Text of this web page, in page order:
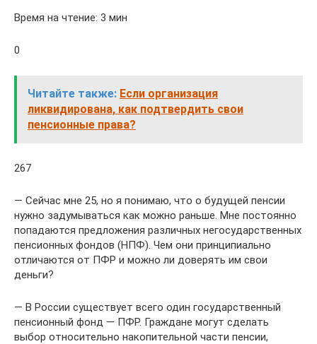
Время на чтение: 3 мин
0
Читайте также: Если организация
ликвидирована, как подтвердить свои
пенсионные права?
267
— Сейчас мне 25, но я понимаю, что о будущей пенсии
нужно задумываться как можно раньше. Мне постоянно
попадаются предложения различных негосударственных
пенсионных фондов (НПФ). Чем они принципиально
отличаются от ПФР и можно ли доверять им свои
деньги?
— В России существует всего один государственный
пенсионный фонд — ПФР. Граждане могут сделать
выбор относительно накопительной части пенсии,